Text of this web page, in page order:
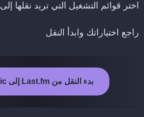
اختر قوائم التشغيل التي تريد نقلها إلى Subsonic
راجع اختياراتك وابدأ النقل
بدء النقل من Last.fm إلى Subsonic